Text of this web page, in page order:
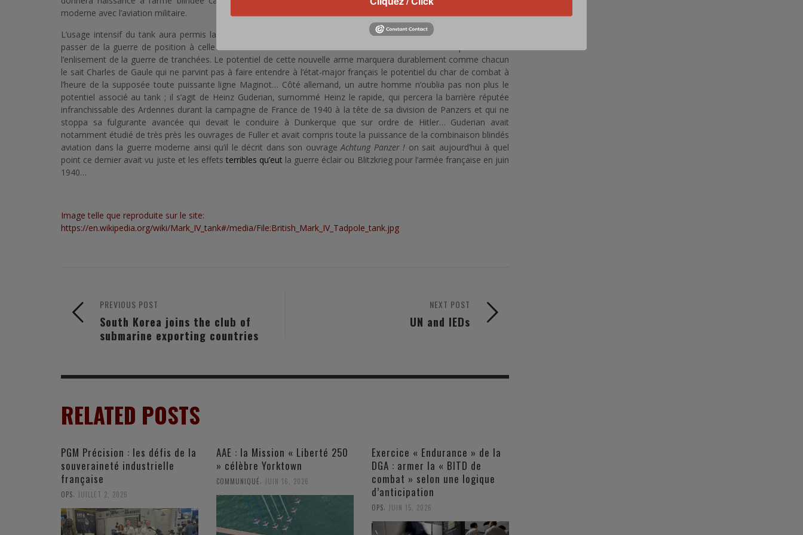
moderne avec l’aviation militaire.
L’usage intensif du tank aura permis la transition tant espérée par les militaires en présence depuis août 1914 ;
passer de la guerre de position à celle de mouvements. Les tanks ont donc offert une solution au problème de
l’enlisement de la guerre de tranchées. Le potentiel de cette nouvelle arme marquera durablement comme chacun
le sait Charles de Gaule qui ne parvint pas à faire entendre à l’état-major français le potentiel du char de combat à
l’heure de la supposée toute puissante ligne Maginot… Côté allemand, un autre homme n’oublia pas non plus le
potentiel associé au tank ; il s’agit de Heinz Guderian, surnommé Heinz le rapide, qui percera la barrière réputée
infranchissable des Ardennes durant la campagne de France de 1940 à la tête de sa division de Panzers et qui ne
stoppa sa fulgurante avancée qui devait le conduire à Dunkerque que sur ordre de Hitler… Guderian avait
notamment étudié de très près les ouvrages de Fuller et avait compris toute la puissance de la combinaison blindés
aviation dans la guerre moderne ainsi qu’il le décrit dans son ouvrageAchtung Panzer ! on sait aujourd’hui à quel
point ce dernier avait vu juste et les effets terribles qu’eut la guerre éclair ou Blitzkrieg pour l’armée française en juin
1940…
Image telle que reproduite sur le site:
https://en.wikipedia.org/wiki/Mark_IV_tank#/media/File:British_Mark_IV_Tadpole_tank.jpg
NEXT POST
UN and IEDs
PREVIOUS POST
South Korea joins the club of
submarine exporting countries
RELATED POSTS
PGM Précision : les défis de la
souveraineté industrielle
française
OPS, JUILLET 2, 2026
AAE : la Mission « Liberté 250
» célèbre Yorktown
COMMUNIQUÉ, JUIN 16, 2026
Exercice « Endurance » de la
DGA : armer la « BITD de
combat » selon une logique
d’anticipation
OPS, JUIN 15, 2026